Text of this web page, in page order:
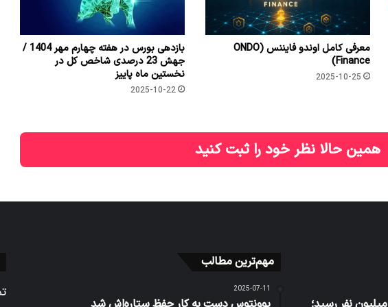
معرفی کامل اوندو فایننس (ONDO
Finance)
2025-10-25
بازدهی بورس در هفته چهارم مهر 1404 /
جهش 23 درصدی شاخص کل در
نخستین ماه پاییز
2025-10-22
همین حالا نظر خود را ثبت کنید
مهم‌ترین مطالب
2025-07-11